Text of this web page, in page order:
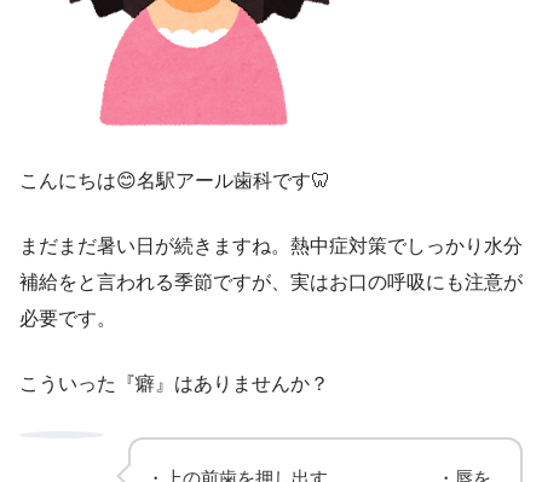
こんにちは😊名駅アール歯科です🦷
まだまだ暑い日が続きますね。熱中症対策でしっかり水分
補給をと言われる季節ですが、実はお口の呼吸にも注意が
必要です。
こういった『癖』はありませんか？
・上の前歯を押し出す ・唇を